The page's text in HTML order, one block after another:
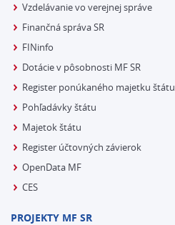
Vzdelávanie vo verejnej správe
Finančná správa SR
FINinfo
Dotácie v pôsobnosti MF SR
Register ponúkaného majetku štátu
Pohľadávky štátu
Majetok štátu
Register účtovných závierok
OpenData MF
CES
PROJEKTY MF SR